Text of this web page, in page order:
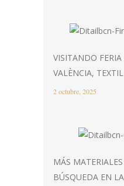
VISITANDO
VALÈNCIA,
2 octubre, 2025
MÁS
BÚSQUEDA EN